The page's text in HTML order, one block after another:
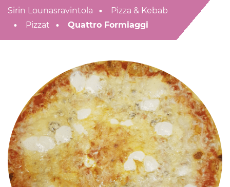
Sirin Lounasravintola
Pizza & Kebab
Pizzat
Quattro Formiaggi